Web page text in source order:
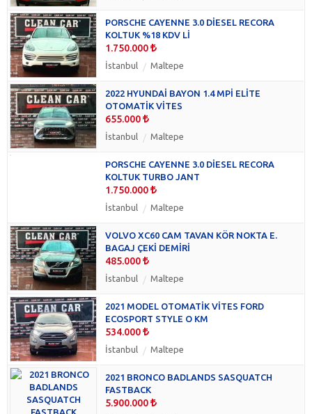
PORSCHE CAYENNE 3.0 DİESEL RECORA
KOLTUK %18 KDV Lİ
1.750.000
İstanbul Maltepe
2022 HYUNDAİ BAYON 1.4 MPİ ELİTE
OTOMATİK VİTES
655.000
İstanbul Maltepe
PORSCHE CAYENNE 3.0 DİESEL RECORA
KOLTUK TURBO JANT
1.750.000
İstanbul Maltepe
VOLVO XC60 CAM TAVAN KÖR NOKTA E.
BAGAJ ÇEKİ DEMİRİ
485.000
İstanbul Maltepe
2021 MODEL OTOMATİK VİTES FORD
ECOSPORT STYLE O KM
534.000
İstanbul Maltepe
2021 BRONCO BADLANDS SASQUATCH
FASTBACK
5.900.000